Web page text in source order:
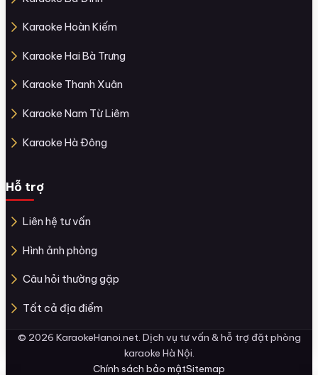
Karaoke Hoàn Kiếm
Karaoke Hai Bà Trưng
Karaoke Thanh Xuân
Karaoke Nam Từ Liêm
Karaoke Hà Đông
Hỗ trợ
Liên hệ tư vấn
Hình ảnh phòng
Câu hỏi thường gặp
Tất cả địa điểm
© 2026 KaraokeHanoi.net. Dịch vụ tư vấn & hỗ trợ đặt phòng
karaoke Hà Nội.
Chính sách bảo mậtSitemap